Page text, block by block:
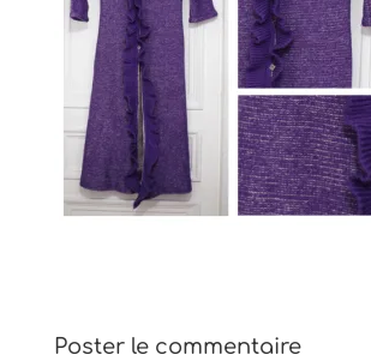
Poster le commentaire